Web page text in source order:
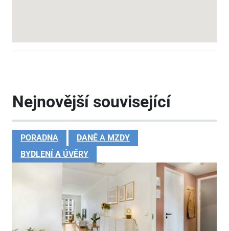
Nejnovější související
PORADNA
DANĚ A MZDY
BYDLENÍ A ÚVĚRY